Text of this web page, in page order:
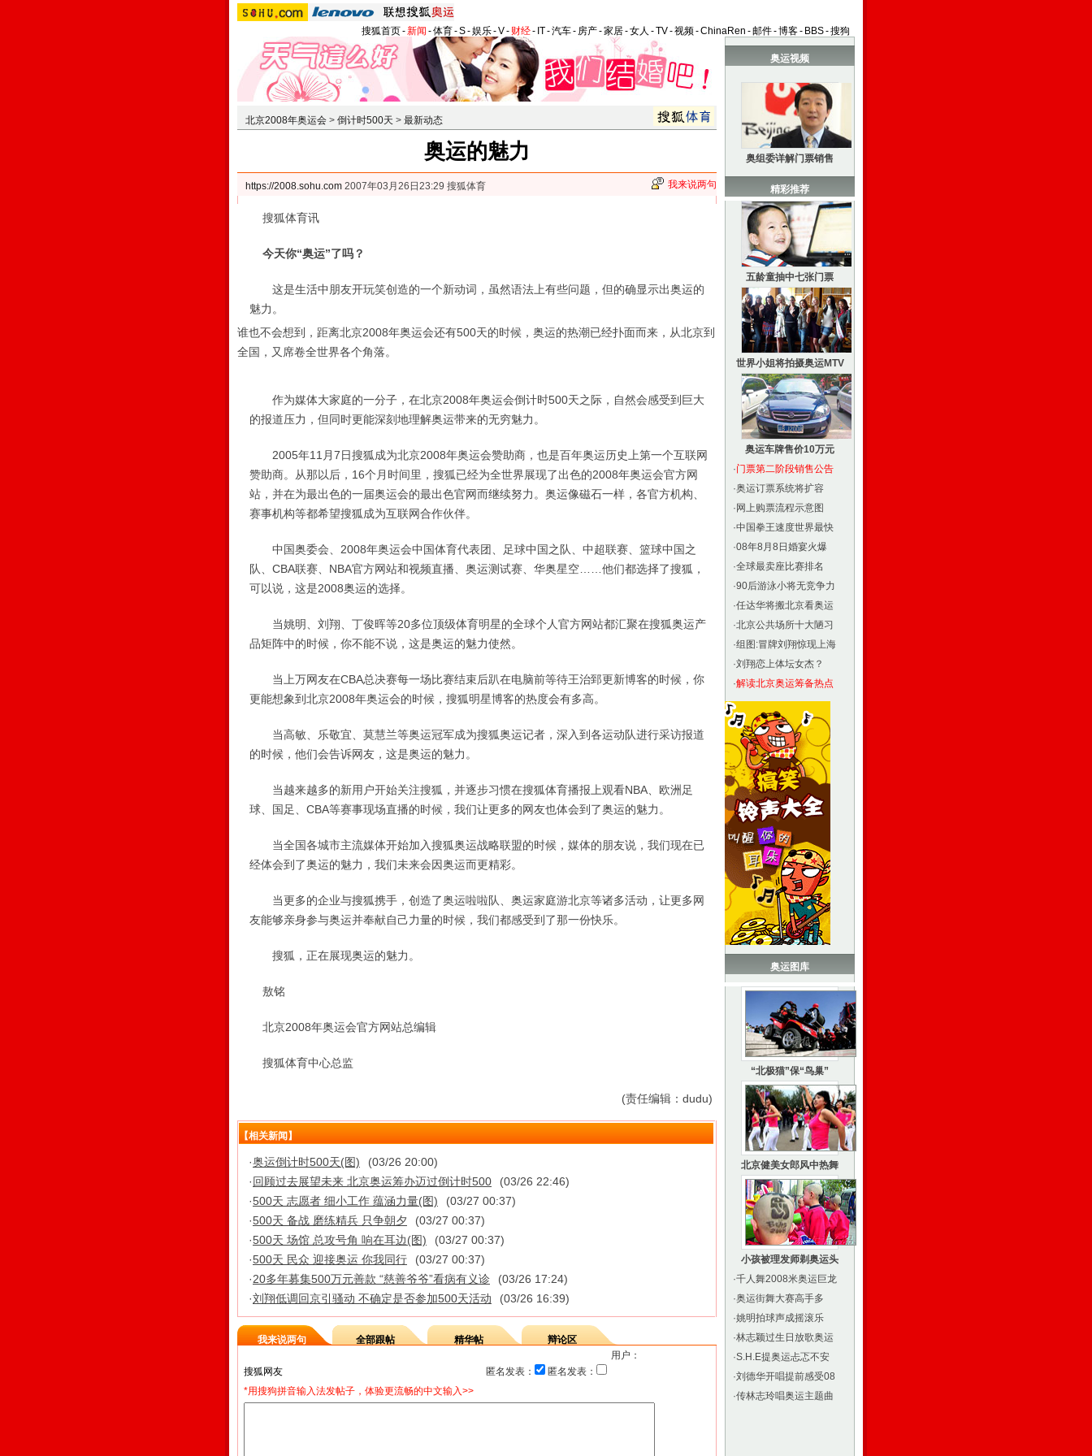
搜狐首页-新闻 -体育-S-娱乐-V- 财经- IT-汽车- 房产-家居-女人 -TV-视频-ChinaRen -邮件-博客- BBS-搜狗
北京2008年奥运会 > 倒计时500天 > 最新动态
奥运的魅力
https://2008.sohu.com 2007年03月26日23:29 搜狐体育 我来说两句
搜狐体育讯
今天你“奥运”了吗？
这是生活中朋友开玩笑创造的一个新动词，虽然语法上有些问题，但的确显示出奥运的
魅力。
谁也不会想到，距离北京2008年奥运会还有500天的时候，奥运的热潮已经扑面而来，从北京到
全国，又席卷全世界各个角落。
作为媒体大家庭的一分子，在北京2008年奥运会倒计时500天之际，自然会感受到巨大
的报道压力，但同时更能深刻地理解奥运带来的无穷魅力。
2005年11月7日搜狐成为北京2008年奥运会赞助商，也是百年奥运历史上第一个互联网
赞助商。从那以后，16个月时间里，搜狐已经为全世界展现了出色的2008年奥运会官方网
站，并在为最出色的一届奥运会的最出色官网而继续努力。奥运像磁石一样，各官方机构、
赛事机构等都希望搜狐成为互联网合作伙伴。
中国奥委会、2008年奥运会中国体育代表团、足球中国之队、中超联赛、篮球中国之
队、CBA联赛、NBA官方网站和视频直播、奥运测试赛、华奥星空……他们都选择了搜狐，
可以说，这是2008奥运的选择。
当姚明、刘翔、丁俊晖等20多位顶级体育明星的全球个人官方网站都汇聚在搜狐奥运产
品矩阵中的时候，你不能不说，这是奥运的魅力使然。
当上万网友在CBA总决赛每一场比赛结束后趴在电脑前等待王治郅更新博客的时候，你
更能想象到北京2008年奥运会的时候，搜狐明星博客的热度会有多高。
当高敏、乐敬宜、莫慧兰等奥运冠军成为搜狐奥运记者，深入到各运动队进行采访报道
的时候，他们会告诉网友，这是奥运的魅力。
当越来越多的新用户开始关注搜狐，并逐步习惯在搜狐体育播报上观看NBA、欧洲足
球、国足、CBA等赛事现场直播的时候，我们让更多的网友也体会到了奥运的魅力。
当全国各城市主流媒体开始加入搜狐奥运战略联盟的时候，媒体的朋友说，我们现在已
经体会到了奥运的魅力，我们未来会因奥运而更精彩。
当更多的企业与搜狐携手，创造了奥运啦啦队、奥运家庭游北京等诸多活动，让更多网
友能够亲身参与奥运并奉献自己力量的时候，我们都感受到了那一份快乐。
搜狐，正在展现奥运的魅力。
敖铭
北京2008年奥运会官方网站总编辑
搜狐体育中心总监
(责任编辑：dudu)
【相关新闻】
·奥运倒计时500天(图)
(03/26 20:00)
·回顾过去展望未来 北京奥运筹办迈过倒计时500
(03/26 22:46)
·500天 志愿者 细小工作 蕴涵力量(图)
(03/27 00:37)
·500天 备战 磨练精兵 只争朝夕
(03/27 00:37)
·500天 场馆 总攻号角 响在耳边(图)
(03/27 00:37)
·500天 民众 迎接奥运 你我同行
(03/27 00:37)
·20多年募集500万元善款 “慈善爷爷”看病有义诊
(03/26 17:24)
·刘翔低调回京引骚动 不确定是否参加500天活动 (03/26 16:39)
我来说两句 全部跟帖 精华帖
辩论区
用户：
匿名发表：
匿名发表：
*用搜狗拼音输入法发帖子，体验更流畅的中文输入>>
奥运视频
奥组委详解门票销售
精彩推荐
五龄童抽中七张门票
世界小姐将拍摄奥运MTV
奥运车牌售价10万元
·门票第二阶段销售公告
·奥运订票系统将扩容
· 网上购票流程示意图
·中国拳王速度世界最快
·08年8月8日婚宴火爆
·全球最卖座比赛排名
·90后游泳小将无竞争力
·任达华将搬北京看奥运
·北京公共场所十大陋习
·组图:冒牌刘翔惊现上海
·刘翔恋上体坛女杰？
·解读北京奥运筹备热点
奥运图库
“北极猫”保“鸟巢”
北京健美女郎风中热舞
小孩被理发师剃奥运头
·千人舞2008米奥运巨龙
·奥运街舞大赛高手多
·姚明拍球声成摇滚乐
·林志颖过生日放歌奥运
·S.H.E提奥运忐忑不安
·刘德华开唱提前感受08
·传林志玲唱奥运主题曲